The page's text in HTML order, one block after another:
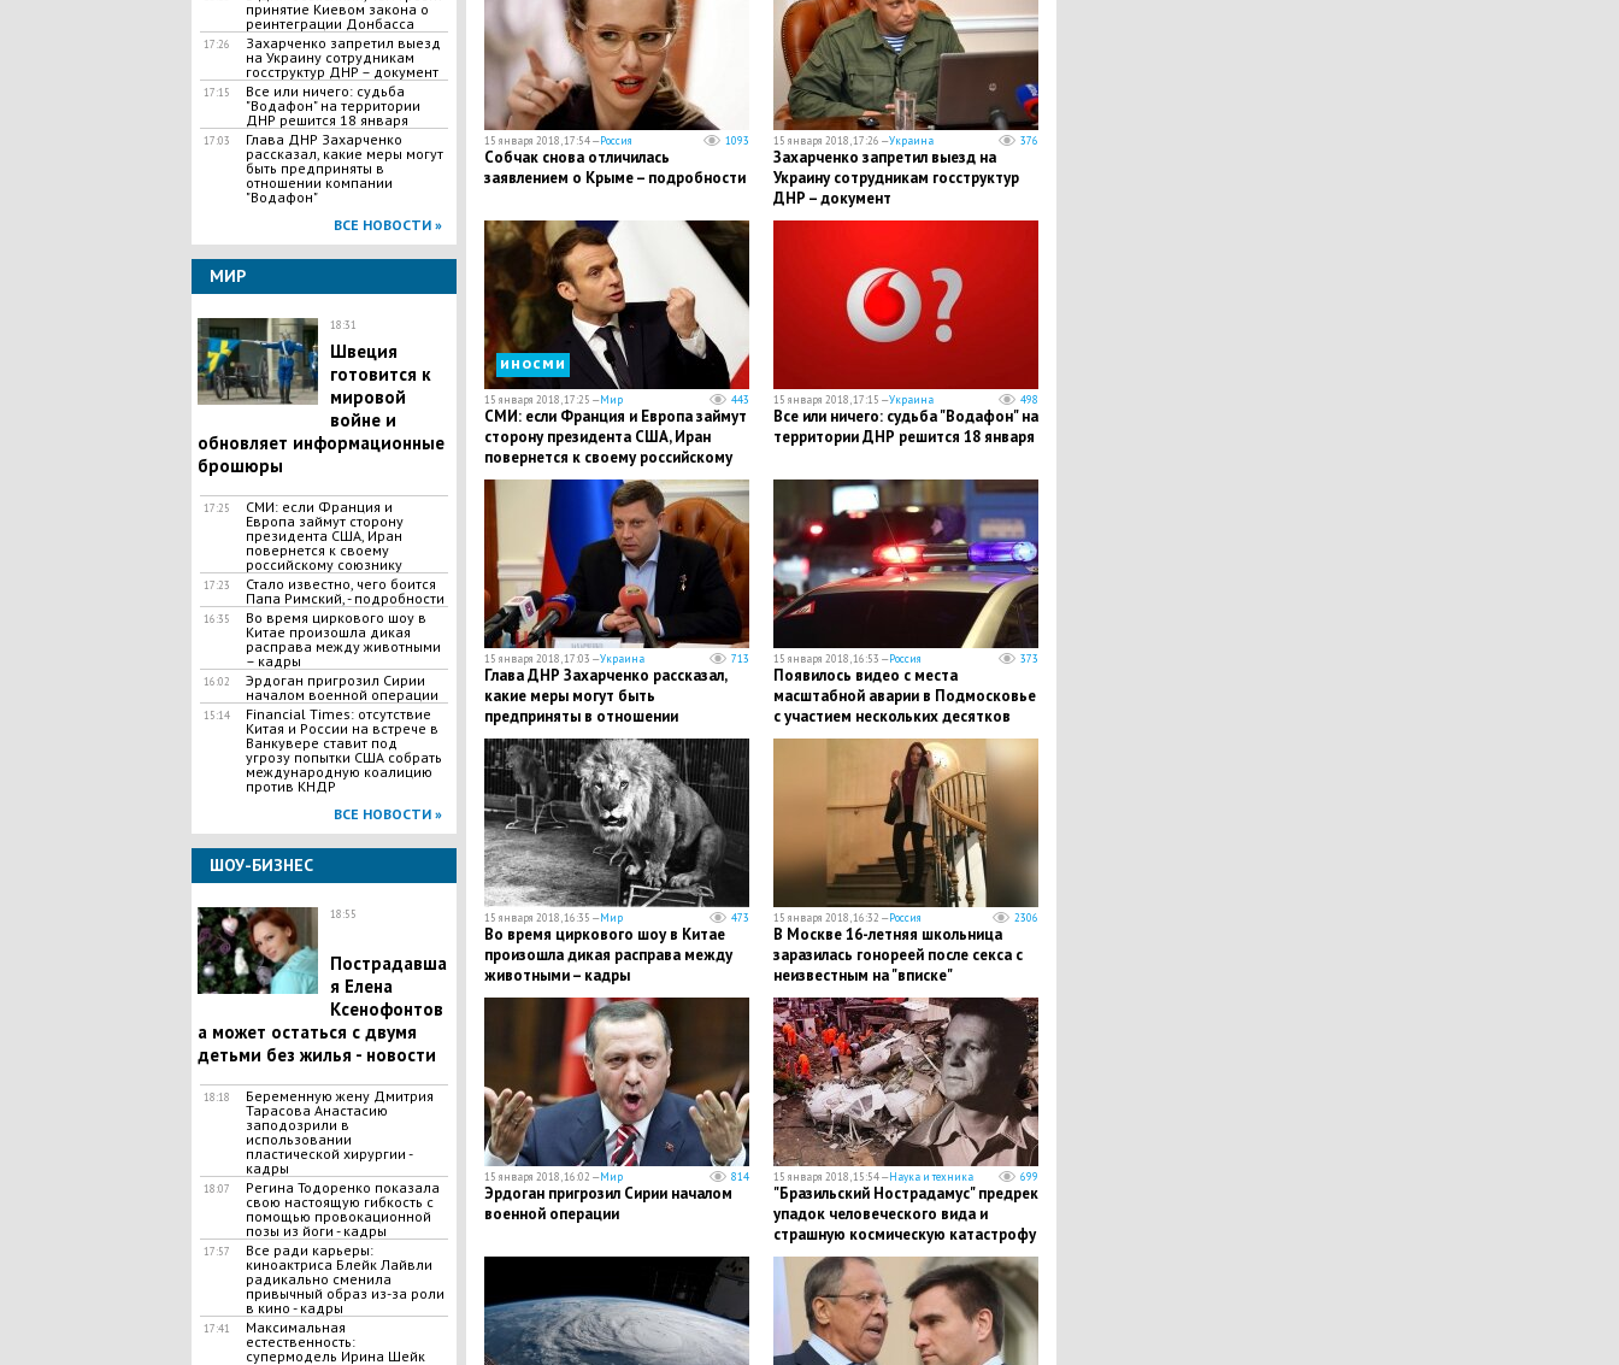
принятие Киевом закона о
реинтеграции Донбасса
17:26
Захарченко запретил выезд
на Украину сотрудникам
госструктур ДНР – документ
17:15
Все или ничего: судьба
"Водафон" на территории
ДНР решится 18 января
17:03
Глава ДНР Захарченко
рассказал, какие меры могут
быть предприняты в
отношении компании
"Водафон"
ВСЕ НОВОСТИ »
МИР
18:31
Швеция
готовится к
мировой
войне и
обновляет информационные
брошюры
17:25
СМИ: если Франция и
Европа займут сторону
президента США, Иран
повернется к своему
российскому союзнику
17:23
Стало известно, чего боится
Папа Римский, - подробности
16:35
Во время циркового шоу в
Китае произошла дикая
расправа между животными
– кадры
16:02
Эрдоган пригрозил Сирии
началом военной операции
15:14
Financial Times: отсутствие
Китая и России на встрече в
Ванкувере ставит под
угрозу попытки США собрать
международную коалицию
против КНДР
ВСЕ НОВОСТИ »
ШОУ-БИЗНЕС
18:55
Пострадавша
я Елена
Ксенофонтов
а может остаться с двумя
детьми без жилья - новости
18:18
Беременную жену Дмитрия
Тарасова Анастасию
заподозрили в
использовании
пластической хирургии -
кадры
18:07
Регина Тодоренко показала
свою настоящую гибкость с
помощью провокационной
позы из йоги - кадры
17:57
Все ради карьеры:
киноактриса Блейк Лайвли
радикально сменила
привычный образ из-за роли
в кино - кадры
17:41
Максимальная
естественность:
супермодель Ирина Шейк
15 января 2018, 17:54 —Россия 1093
Собчак снова отличилась
заявлением о Крыме – подробности
15 января 2018, 17:26 —Украина 376
Захарченко запретил выезд на
Украину сотрудникам госструктур
ДНР – документ
иносми
15 января 2018, 17:25 —Мир 443
СМИ: если Франция и Европа займут
сторону президента США, Иран
повернется к своему российскому
союзнику
15 января 2018, 17:15 —Украина 498
Все или ничего: судьба "Водафон" на
территории ДНР решится 18 января
15 января 2018, 17:03 —Украина 713
Глава ДНР Захарченко рассказал,
какие меры могут быть
предприняты в отношении
компании "Водафон"
15 января 2018, 16:53 —Россия 373
Появилось видео с места
масштабной аварии в Подмосковье
с участием нескольких десятков
автомобилей
15 января 2018, 16:35 —Мир 473
Во время циркового шоу в Китае
произошла дикая расправа между
животными – кадры
15 января 2018, 16:32 —Россия 2306
В Москве 16-летняя школьница
заразилась гонореей после секса с
неизвестным на "вписке"
15 января 2018, 16:02 —Мир 814
Эрдоган пригрозил Сирии началом
военной операции
15 января 2018, 15:54 —Наука и техника 699
"Бразильский Нострадамус" предрек
упадок человеческого вида и
страшную космическую катастрофу